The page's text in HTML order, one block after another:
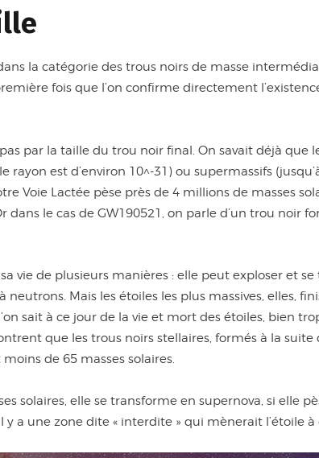
la catégorie des trous noirs de masse
fois que l’on confirme directement
par la taille du trou noir final. On savait déjà que
est d’environ 10^-31) ou supermassifs
Voie Lactée pèse près de 4 millions de masses
dans le cas de GW190521, on parle d’un trou noir
vie de plusieurs manières : elle peut exploser et
Mais les étoiles les plus massives, elles,
sait à ce jour de la vie et mort des étoiles, bien
que les trous noirs stellaires, formés à la
de 65 masses solaires.
solaires, elle se transforme en supernova, si elle
a une zone dite « interdite » qui mènerait l’étoile à